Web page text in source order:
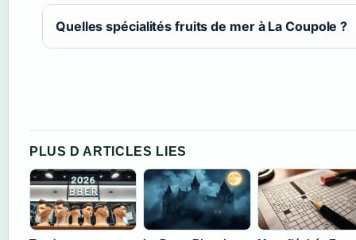
Quelles spécialités fruits de mer à La Coupole ?
PLUS D ARTICLES LIES